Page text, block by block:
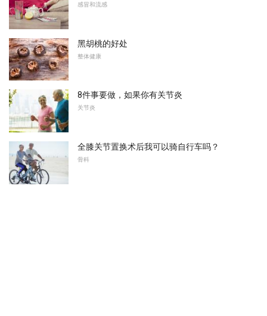
感冒和流感
黑胡桃的好处
整体健康
8件事要做，如果你有关节炎
关节炎
全膝关节置换术后我可以骑自行车吗？
骨科